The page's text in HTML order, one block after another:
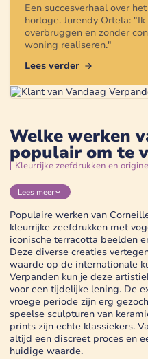
Een succesverhaal over
horloge. Jurendy Ortela: "
overbruggen en zonder
woning realiseren."
Lees verder
Welke werken
populair om te
Kleurrijke zeefdrukken en
Lees meer
Populaire werken van
kleurrijke zeefdrukken met
iconische terracotta beelden
Deze diverse creaties
waarde op de internationale
Verpanden kun je deze
voor een tijdelijke lening. De
vroege periode zijn erg
speelse sculpturen van
prints zijn echte klassiekers.
altijd een discreet proces en
huidige waarde.